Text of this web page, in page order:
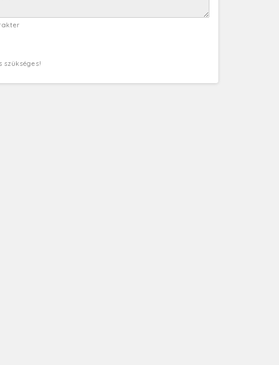
szükséges!